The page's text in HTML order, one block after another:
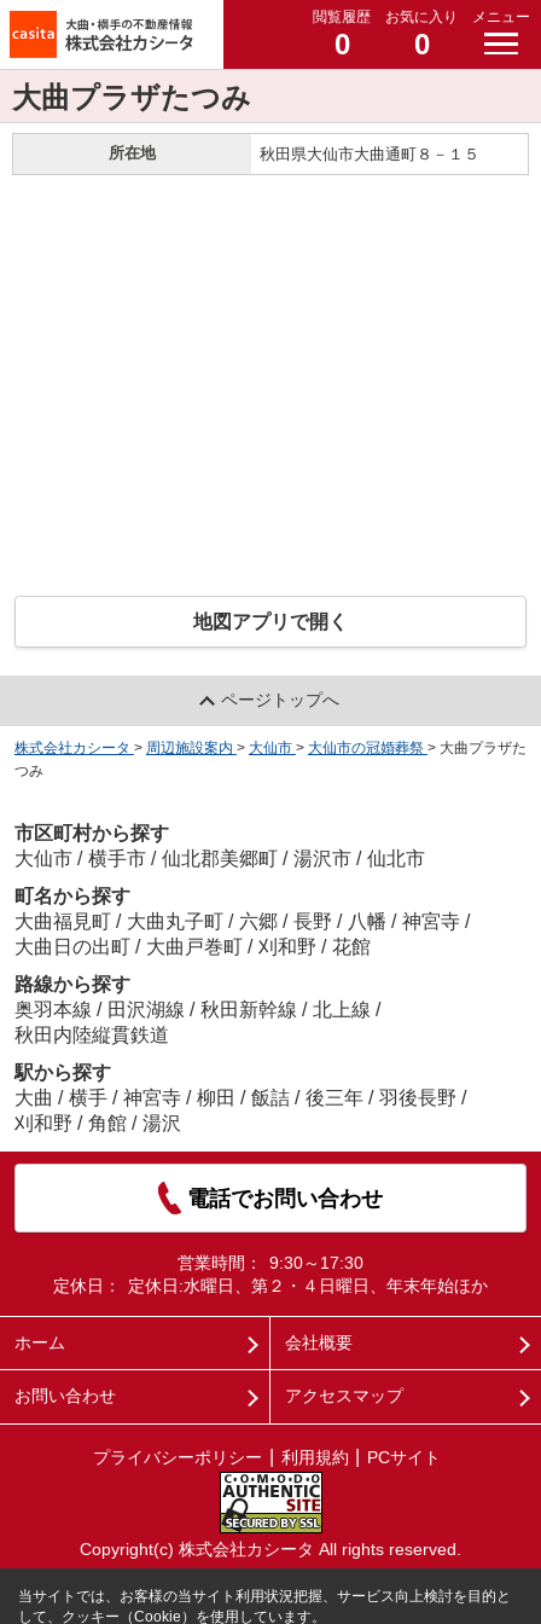
閲覧履歴
0
お気に入り
0
メニュー
大曲プラザたつみ
所在地 秋田県大仙市大曲通町８－１５
地図アプリで開く
ページトップへ
株式会社カシータ > 周辺施設案内 > 大仙市 > 大仙市の冠婚葬祭 > 大曲プラザた
つみ
市区町村から探す
大仙市 / 横手市 / 仙北郡美郷町 / 湯沢市 / 仙北市
町名から探す
大曲福見町 / 大曲丸子町 / 六郷 / 長野 / 八幡 / 神宮寺 /
大曲日の出町 / 大曲戸巻町 / 刈和野 / 花館
路線から探す
奥羽本線 / 田沢湖線 / 秋田新幹線 / 北上線 /
秋田内陸縦貫鉄道
駅から探す
大曲 / 横手 / 神宮寺 / 柳田 / 飯詰 / 後三年 / 羽後長野 /
刈和野 / 角館 / 湯沢
電話でお問い合わせ
営業時間：
9:30～17:30
定休日：
定休日:水曜日、第２・４日曜日、年末年始ほか
ホーム 会社概要
お問い合わせ アクセスマップ
プライバシーポリシー 利用規約 PCサイト
Copyright(c) 株式会社カシータ All rights reserved.
当サイトでは、お客様の当サイト利用状況把握、サービス向上検討を目的と
して、クッキー（Cookie）を使用しています。